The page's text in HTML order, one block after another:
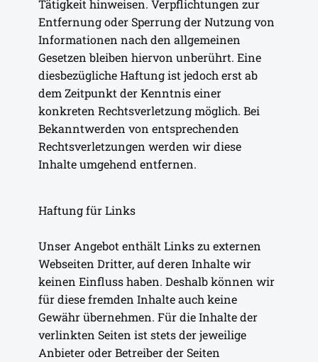
Tätigkeit hinweisen. Verpflichtungen zur
Entfernung oder Sperrung der Nutzung von
Informationen nach den allgemeinen
Gesetzen bleiben hiervon unberührt. Eine
diesbezügliche Haftung ist jedoch erst ab
dem Zeitpunkt der Kenntnis einer
konkreten Rechtsverletzung möglich. Bei
Bekanntwerden von entsprechenden
Rechtsverletzungen werden wir diese
Inhalte umgehend entfernen.
Haftung für Links
Unser Angebot enthält Links zu externen
Webseiten Dritter, auf deren Inhalte wir
keinen Einfluss haben. Deshalb können wir
für diese fremden Inhalte auch keine
Gewähr übernehmen. Für die Inhalte der
verlinkten Seiten ist stets der jeweilige
Anbieter oder Betreiber der Seiten